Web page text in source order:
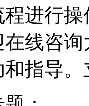
进行
线咨
指导